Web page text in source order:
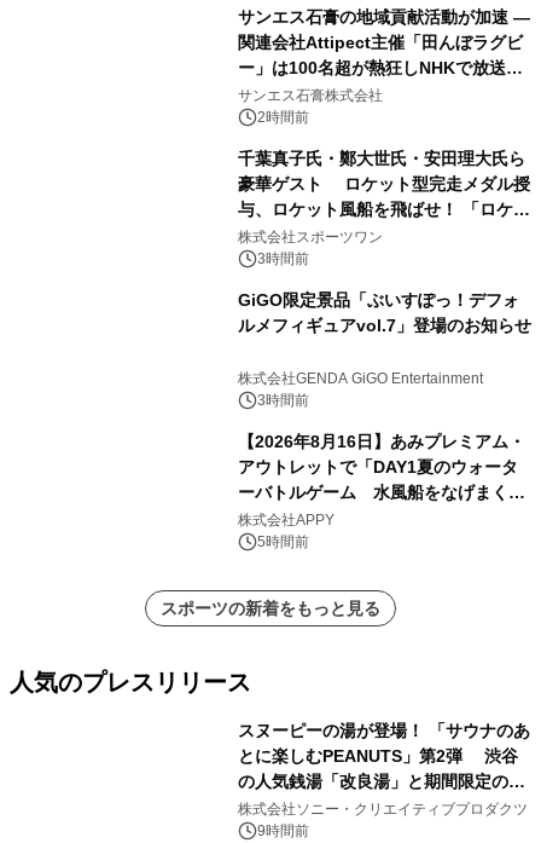
サンエス石膏の地域貢献活動が加速 ―
関連会社Attipect主催「田んぼラグビ
ー」は100名超が熱狂しNHKで放送さ
れました。
サンエス石膏株式会社
2時間前
千葉真子氏・鄭大世氏・安田理大氏ら
豪華ゲスト ロケット型完走メダル授
与、ロケット風船を飛ばせ！ 「ロケッ
トマラソン2026」開催
株式会社スポーツワン
3時間前
GiGO限定景品「ぶいすぽっ！デフォ
ルメフィギュアvol.7」登場のお知らせ
株式会社GENDA GiGO Entertainment
3時間前
【2026年8月16日】あみプレミアム・
アウトレットで「DAY1夏のウォータ
ーバトルゲーム 水風船をなげまくろ
う！」を開催
株式会社APPY
5時間前
スポーツの新着をもっと見る
人気のプレスリリース
スヌーピーの湯が登場！ 「サウナのあ
とに楽しむPEANUTS」第2弾 渋谷
の人気銭湯「改良湯」と期間限定のコ
ラボレーション サウナイキタイコラ
ボグッズも発売決定！
株式会社ソニー・クリエイティブプロダクツ
9時間前